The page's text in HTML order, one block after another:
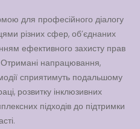
для професійного діалогу
різних сфер, об’єднаних
ефективного захисту прав
Отримані напрацювання,
сприятимуть подальшому
розвитку інклюзивних
підходів до підтримки